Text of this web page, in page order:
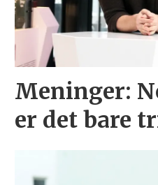
Meninger:
er det bare